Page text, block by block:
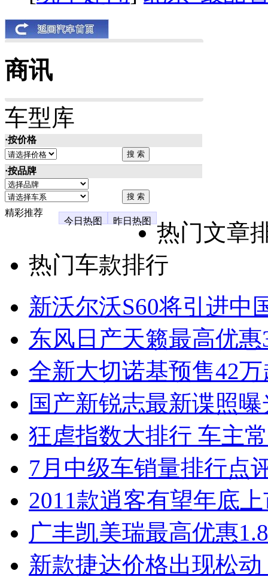
商讯
车型库
·按价格
·按品牌
精彩推荐
今日热图
昨日热图
热门文章
热门车款排行
新沃尔沃S60将引进中
东风日产天籁最高优
全新大切诺基预售42
国产新锐志最新谍照
狂虐指数大排行 车主
7月中级车销量排行点
2011款逍客有望年底
广丰凯美瑞最高优惠
新款捷达价格出现松